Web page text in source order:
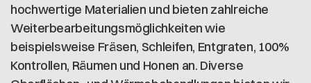
hochwertige Materialien und bieten zahlreiche
Weiterbearbeitungsmöglichkeiten wie
beispielsweise Fräsen, Schleifen, Entgraten, 100%
Kontrollen, Räumen und Honen an. Diverse